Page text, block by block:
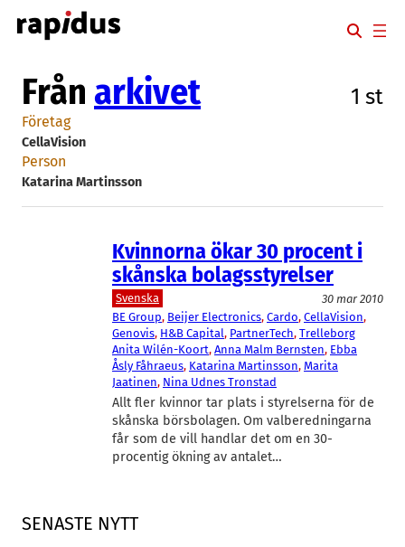
Hoppa
till
SENASTE NYTT
Från arkivet 1 st
Företag
CellaVision
Person
Katarina Martinsson
Kvinnorna ökar 30 procent i
skånska bolagsstyrelser
Svenska
30 mar 2010
BE Group, Beijer Electronics, Cardo, CellaVision
Genovis, H&B Capital, PartnerTech, Trelleborg
Anita Wilén-Koort, Anna Malm Bernsten, Ebba
Åsly Fåhraeus, Katarina Martinsson, Marita
Jaatinen, Nina Udnes Tronstad
Allt fler kvinnor tar plats i styrelserna för de
skånska börsbolagen. Om valberedningarna
får som de vill handlar det om en 30-
procentig ökning av antalet…